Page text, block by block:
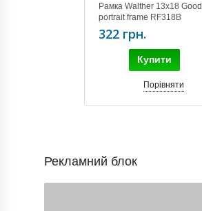
Рамка Walther 13х18 Good
portrait frame RF318B
322 грн.
Купити
Порівняти
Рекламний блок